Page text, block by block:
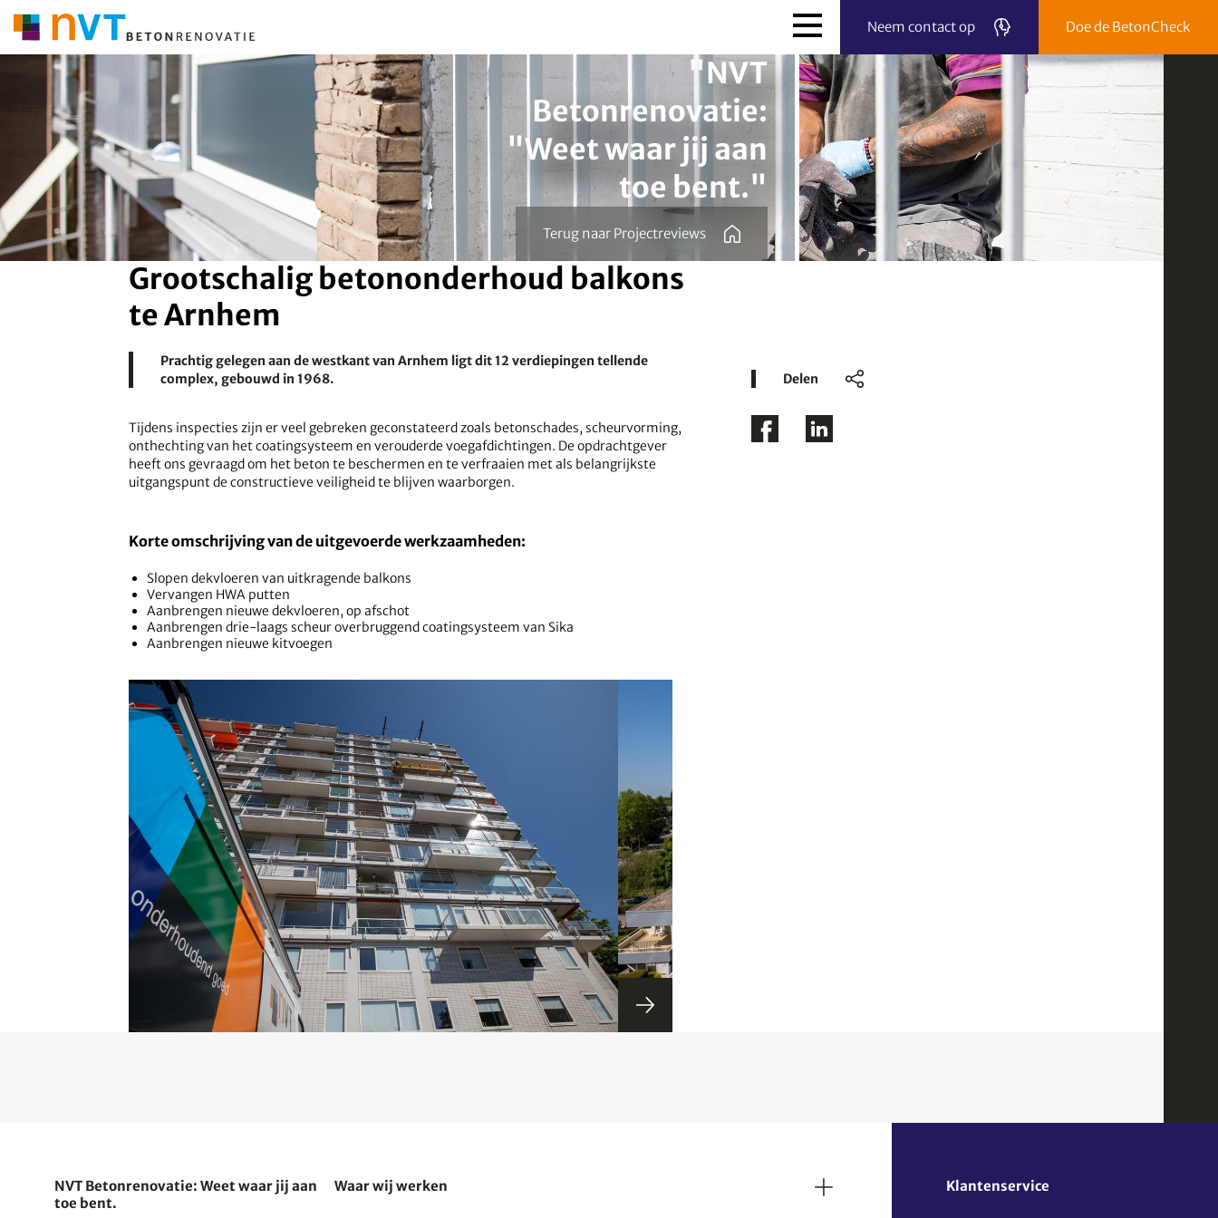
Neem contact op Doe de BetonCheck
"NVT
Betonrenovatie:
"Weet waar jij aan
toe bent."
Terug naar Projectreviews
Grootschalig betononderhoud balkons
te Arnhem
Prachtig gelegen aan de westkant van Arnhem ligt dit 12 verdiepingen tellende
complex, gebouwd in 1968.
Tijdens inspecties zijn er veel gebreken geconstateerd zoals betonschades, scheurvorming,
onthechting van het coatingsysteem en verouderde voegafdichtingen. De opdrachtgever
heeft ons gevraagd om het beton te beschermen en te verfraaien met als belangrijkste
uitgangspunt de constructieve veiligheid te blijven waarborgen.
Korte omschrijving van de uitgevoerde werkzaamheden:
Slopen dekvloeren van uitkragende balkons
Vervangen HWA putten
Aanbrengen nieuwe dekvloeren, op afschot
Aanbrengen drie-laags scheur overbruggend coatingsysteem van Sika
Aanbrengen nieuwe kitvoegen
Delen
NVT Betonrenovatie: Weet waar jij aan
toe bent.
Waar wij werken Klantenservice